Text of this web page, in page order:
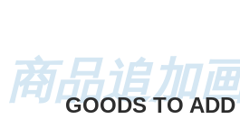
GOODS TO ADD